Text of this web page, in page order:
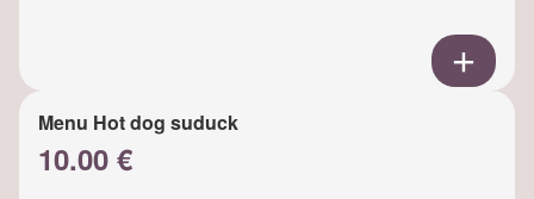
Menu Hot dog suduck
10.00 €